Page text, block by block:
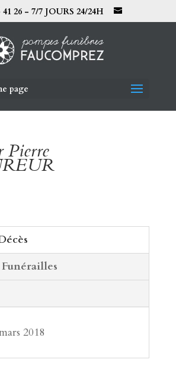
41 26 - 7/7 JOURS 24/24H
page
Pierre
2018